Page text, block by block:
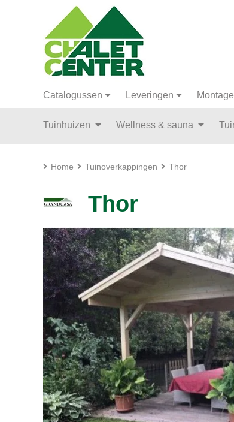
Catalogussen Leveringen
Tuinhuizen Wellness & sauna
Home Tuinoverkappingen Thor
Thor